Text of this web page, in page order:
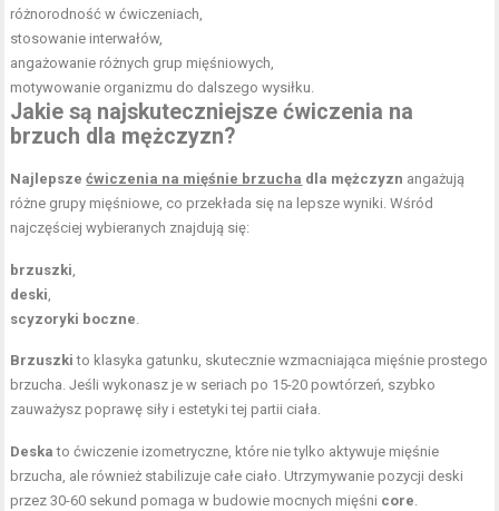
różnorodność w ćwiczeniach,
stosowanie interwałów,
angażowanie różnych grup mięśniowych,
motywowanie organizmu do dalszego wysiłku.
Jakie są najskuteczniejsze ćwiczenia na
brzuch dla mężczyzn?
Najlepszećwiczenia na mięśnie brzucha dla mężczyzn angażują
różne grupy mięśniowe, co przekłada się na lepsze wyniki. Wśród
najczęściej wybieranych znajdują się:
brzuszki,
deski,
scyzoryki boczne.
Brzuszki to klasyka gatunku, skutecznie wzmacniająca mięśnie prostego
brzucha. Jeśli wykonasz je w seriach po 15-20 powtórzeń, szybko
zauważysz poprawę siły i estetyki tej partii ciała.
Deska to ćwiczenie izometryczne, które nie tylko aktywuje mięśnie
brzucha, ale również stabilizuje całe ciało. Utrzymywanie pozycji deski
przez 30-60 sekund pomaga w budowie mocnych mięśni core.